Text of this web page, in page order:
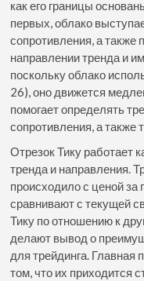
как его границы
первых, облако
сопротивления, а
направлении тренда и
поскольку облако
26), оно движется
помогает определять
сопротивления, а также
Отрезок Тику работает
тренда и направления.
происходило с ценой за
сравнивают с текущей
Тику по отношению к
делают вывод о
для трейдинга. Главная
том, что их приходится